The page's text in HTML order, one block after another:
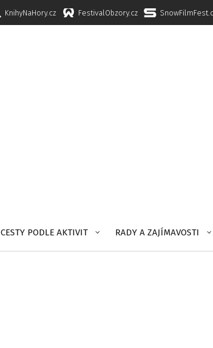
KnihyNaHory.cz FestivalObzory.cz
CESTY PODLE AKTIVIT RADY A ZAJÍMAVOSTI